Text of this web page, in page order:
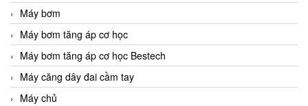
Máy bơm
Máy bơm tăng áp cơ học
Máy bơm tăng áp cơ học Bestech
Máy căng dây đai cầm tay
Máy chủ